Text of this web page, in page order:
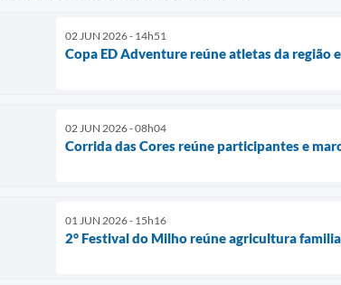
02 JUN 2026 - 14h51
Copa ED Adventure reúne atletas da região
02 JUN 2026 - 08h04
Corrida das Cores reúne participantes e
01 JUN 2026 - 15h16
2° Festival do Milho reúne agricultura